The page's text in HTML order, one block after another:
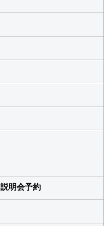
明会予約